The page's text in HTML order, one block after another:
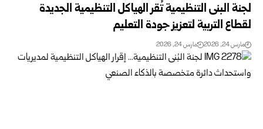
لجنة البنى التنظيمية تُقر الهياكل التنظيمية الجديدة
لقطاع التربية لتعزيز جودة التعليم
مارس 24, 2026 مارس 24, 2026